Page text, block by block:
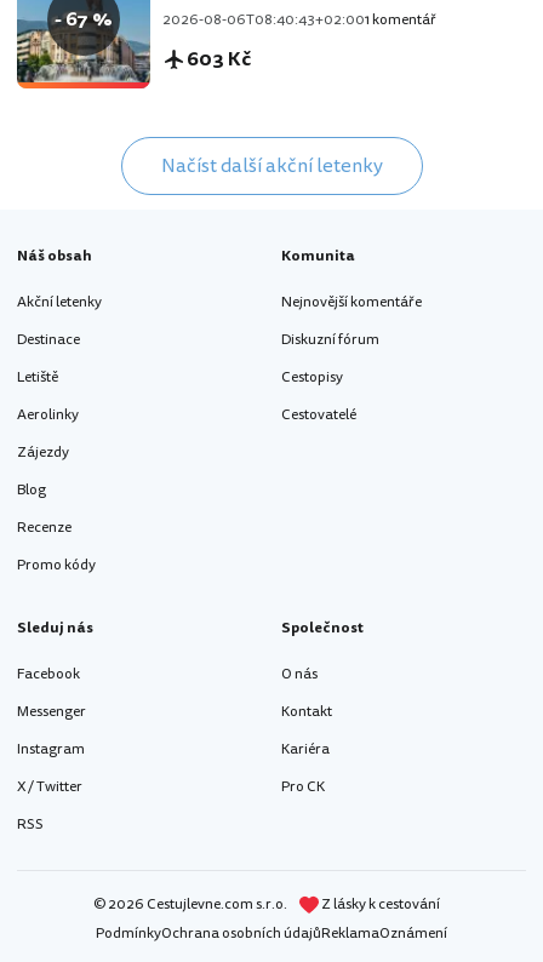
- 67 % 2026-08-06T08:40:43+02:001 komentář
603 Kč
Načíst další akční letenky
Náš obsah
Akční letenky
Destinace
Letiště
Aerolinky
Zájezdy
Blog
Recenze
Promo kódy
Komunita
Nejnovější komentáře
Diskuzní fórum
Cestopisy
Cestovatelé
Sleduj nás
Facebook
Messenger
Instagram
X / Twitter
RSS
Společnost
O nás
Kontakt
Kariéra
Pro CK
© 2026 Cestujlevne.com s.r.o.
Z lásky k cestování
PodmínkyOchrana osobních údajůReklamaOznámení